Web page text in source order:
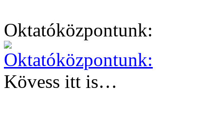
Oktatóközpontunk:
Kövess itt is…